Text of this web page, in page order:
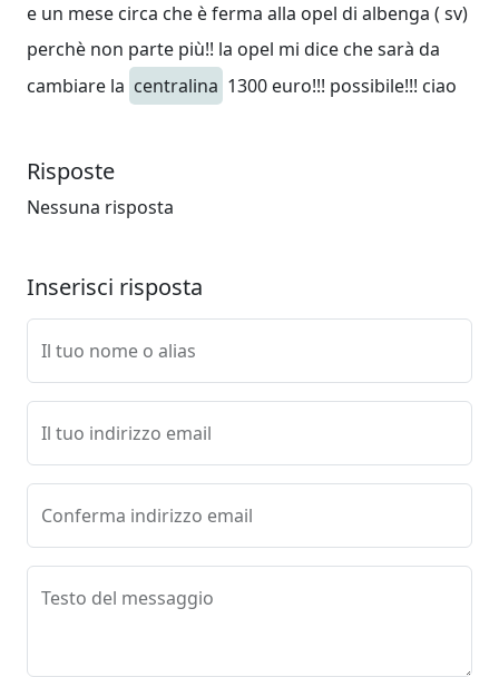
e un mese circa che è ferma alla opel di albenga ( sv)
perchè non parte più!! la opel mi dice che sarà da
cambiare la centralina 1300 euro!!! possibile!!! ciao
Risposte
Nessuna risposta
Inserisci risposta
Il tuo nome o alias
Il tuo indirizzo email
Conferma indirizzo email
Testo del messaggio